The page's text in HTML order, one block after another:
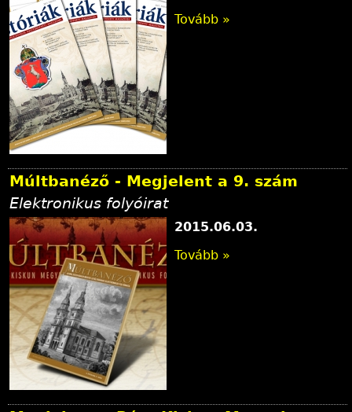
Tovább »
Múltbanéző - Megjelent a 9. szám
Elektronikus folyóirat
2015.06.03.
Tovább »